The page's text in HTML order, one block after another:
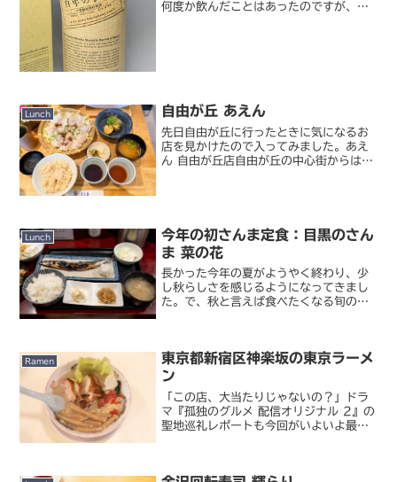
何度か飲んだことはあったのですが、焼
Lunch 自由が丘 あえん
先日自由が丘に行ったときに気になるお
店を見かけたので入ってみました。あえ
ん 自由が丘店自由が丘の中心街からは少
Lunch
今年の初さんま定食：目黒のさん
ま 菜の花
長かった今年の夏がようやく終わり、少
し秋らしさを感じるようになってきまし
た。で、秋と言えば食べたくなる旬の味
買ってきて焼く習慣がない...
Ramen
東京都新宿区神楽坂の東京ラーメ
ン
「この店、大当たりじゃないの？」ドラ
マ『孤独のグルメ 配信オリジナル 2』の
聖地巡礼レポートも今回がいよいよ最終